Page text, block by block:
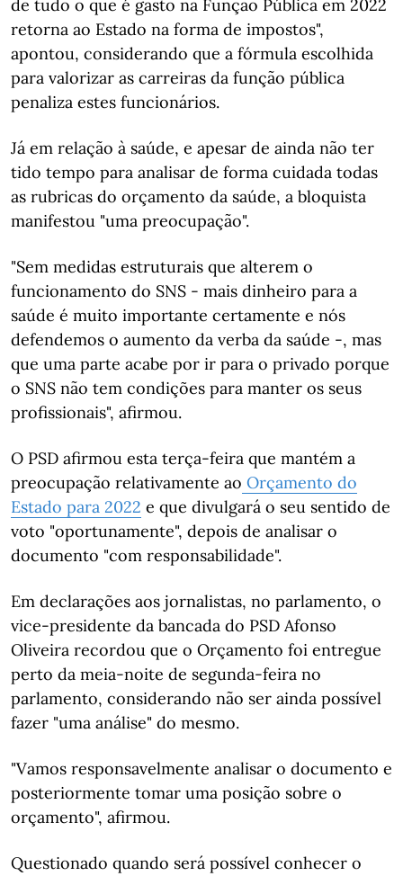
de tudo o que é gasto na Função Pública em 2022
retorna ao Estado na forma de impostos",
apontou, considerando que a fórmula escolhida
para valorizar as carreiras da função pública
penaliza estes funcionários.
Já em relação à saúde, e apesar de ainda não ter
tido tempo para analisar de forma cuidada todas
as rubricas do orçamento da saúde, a bloquista
manifestou "uma preocupação".
"Sem medidas estruturais que alterem o
funcionamento do SNS - mais dinheiro para a
saúde é muito importante certamente e nós
defendemos o aumento da verba da saúde -, mas
que uma parte acabe por ir para o privado porque
o SNS não tem condições para manter os seus
profissionais", afirmou.
O PSD afirmou esta terça-feira que mantém a
preocupação relativamente ao Orçamento do
Estado para 2022 e que divulgará o seu sentido de
voto "oportunamente", depois de analisar o
documento "com responsabilidade".
Em declarações aos jornalistas, no parlamento, o
vice-presidente da bancada do PSD Afonso
Oliveira recordou que o Orçamento foi entregue
perto da meia-noite de segunda-feira no
parlamento, considerando não ser ainda possível
fazer "uma análise" do mesmo.
"Vamos responsavelmente analisar o documento e
posteriormente tomar uma posição sobre o
orçamento", afirmou.
Questionado quando será possível conhecer o